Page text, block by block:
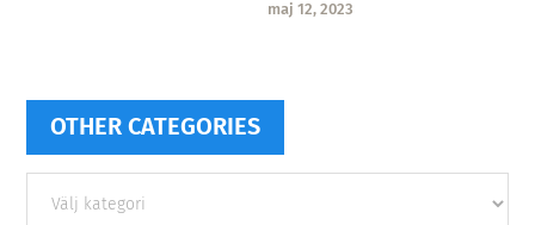
maj 12, 2023
OTHER CATEGORIES
categories